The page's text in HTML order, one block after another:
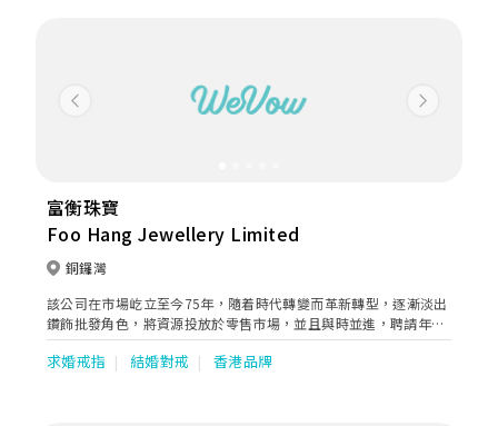
Previous Next
富衡珠寶
Foo Hang Jewellery Limited
銅鑼灣
該公司在市場屹立至今75年，隨着時代轉變而革新轉型，逐漸淡出
鑽飾批發角色，將資源投放於零售市場，並且與時並進，聘請年輕
珠寶設計師設計時尚鑽飾，專攻零售客戶，為品牌注入新動力，延
續不老的傳說。
求婚戒指 結婚對戒 香港品牌